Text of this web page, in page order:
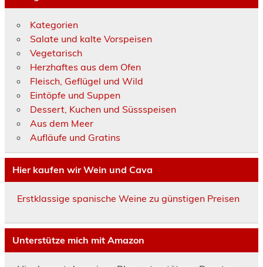
Kategorien
Salate und kalte Vorspeisen
Vegetarisch
Herzhaftes aus dem Ofen
Fleisch, Geflügel und Wild
Eintöpfe und Suppen
Dessert, Kuchen und Süssspeisen
Aus dem Meer
Aufläufe und Gratins
Hier kaufen wir Wein und Cava
Erstklassige spanische Weine zu günstigen Preisen
Unterstütze mich mit Amazon